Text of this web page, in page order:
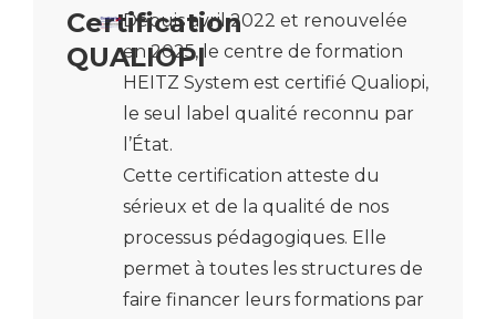
Certification
QUALIOPI
Depuis avril 2022 et renouvelée
en 2025, le centre de formation
HEITZ System est certifié Qualiopi,
le seul label qualité reconnu par
l’État.
Cette certification atteste du
sérieux et de la qualité de nos
processus pédagogiques. Elle
permet à toutes les structures de
faire financer leurs formations par